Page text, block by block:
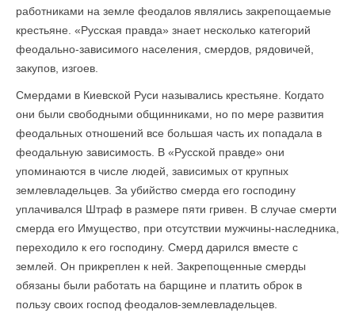
работниками на земле феодалов являлись закрепощаемые
крестьяне. «Русская правда» знает несколько категорий
феодально-зависимого населения, смердов, рядовичей,
закупов, изгоев.
Смердами в Киевской Руси назывались крестьяне. Когдато
они были свободными общинниками, но по мере развития
феодальных отношений все большая часть их попадала в
феодальную зависимость. В «Русской правде» они
упоминаются в числе людей, зависимых от крупных
землевладельцев. За убийство смерда его господину
уплачивался Штраф в размере пяти гривен. В случае смерти
смерда его Имущество, при отсутствии мужчины-наследника,
переходило к его господину. Смерд дарился вместе с
землей. Он прикреплен к ней. Закрепощенные смерды
обязаны были работать на барщине и платить оброк в
пользу своих господ феодалов-землевладельцев.